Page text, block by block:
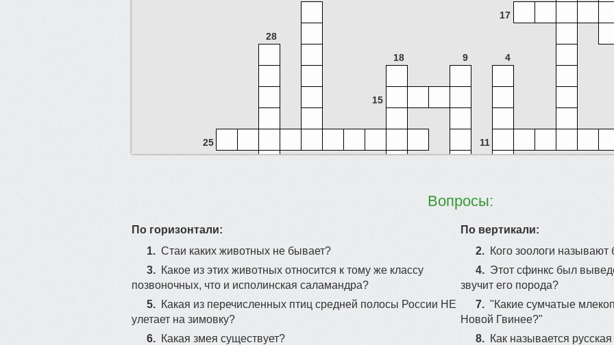
17
28
18
9 4
15
25 11
10
12
30
3
Вопросы:
По горизонтали:
1. Стаи каких животных не бывает?
3. Какое из этих животных относится к тому же классу
позвоночных, что и исполинская саламандра?
5. Какая из перечисленных птиц средней полосы России НЕ
улетает на зимовку?
6. Какая змея существует?
По вертикали:
2. Кого зоологи называют
4. Этот сфинкс был
звучит его порода?
7. "Какие сумчатые
Новой Гвинее?"
8. Как называется